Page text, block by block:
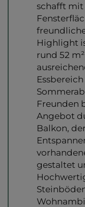
schafft mit
Highlight
rund 52
Freunden
Angebot
Balkon,
gestaltet